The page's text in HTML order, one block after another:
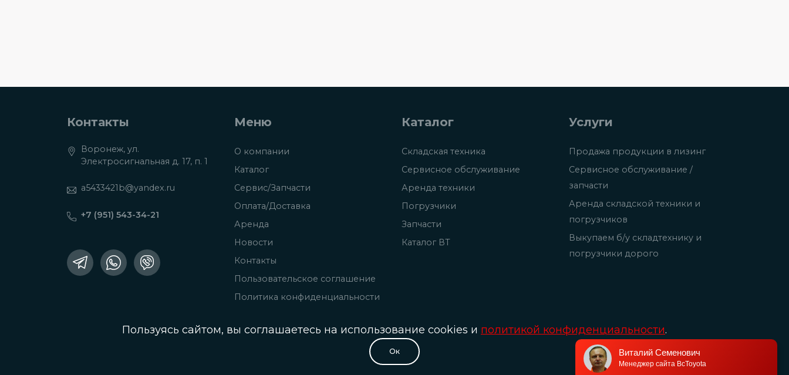
Контакты
Воронеж, ул.
Электросигнальная д. 17, п. 1
a5433421b@yandex.ru
+7 (951) 543-34-21
Меню
О компании
Каталог
Сервис/Запчасти
Оплата/Доставка
Аренда
Новости
Контакты
Пользовательское соглашение
Политика конфиденциальности
Каталог
Складская техника
Сервисное обслуживание
Аренда техники
Погрузчики
Запчасти
Каталог ВТ
Услуги
Продажа продукции в лизинг
Сервисное обслуживание /
запчасти
Аренда складской техники и
погрузчиков
Выкупаем б/у складтехнику и
погрузчики дорого
© Разработка и сопровождение сайта «Scrum studio White»
Пользуясь сайтом, вы соглашаетесь на использование cookies и политикой конфиденциальности.
Oк Виталий Семенович
Менеджер сайта BcToyota